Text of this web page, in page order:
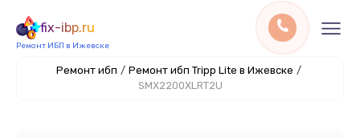
fix-ibp.ru
Ремонт ИБП в Ижевске
Ремонт ибп / Ремонт ибп Tripp Lite в Ижевске /
SMX2200XLRT2U